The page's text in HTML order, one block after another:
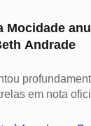
Mocidade
Andrade
em nota